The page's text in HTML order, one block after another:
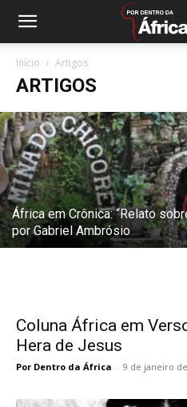
Início Artigos
ARTIGOS
Coluna África em
por Danilson Veiga
Por Dentro da África
África em Crônica: “Relato
por Gabriel Ambrósio
Coluna África em
Hera de Jesus
Por Dentro da África - 9 de janeiro